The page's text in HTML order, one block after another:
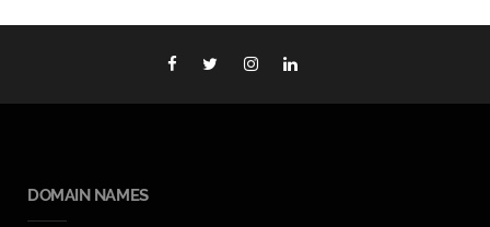
DOMAIN NAMES